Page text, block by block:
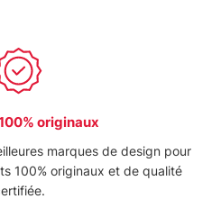
originaux
marques de design pour
100% originaux et de qualité